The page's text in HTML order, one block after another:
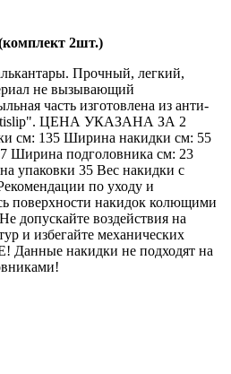
2шт.)
Прочный, легкий,
не вызывающий
часть изготовлена из анти-
ЦЕНА УКАЗАНА ЗА 2
135 Ширина накидки см: 55
Ширина подголовника см: 23
упаковки 35 Вес накидки с
по уходу и
поверхности накидок колющими
допускайте воздействия на
и избегайте механических
накидки не подходят на